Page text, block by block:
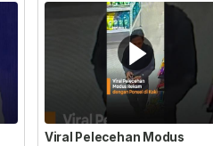
Viral Pelecehan Modus